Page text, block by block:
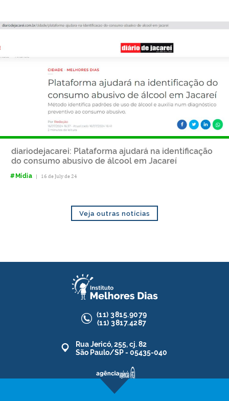
diariodejacarei: Plataforma ajudará na identificação
do consumo abusivo de álcool em Jacareí
#Mídia | 16 de July de 24
Veja outras notícias
(11) 3815.9079
(11) 3817.4287
Rua Jericó, 255, cj. 82
São Paulo/SP - 05435-040